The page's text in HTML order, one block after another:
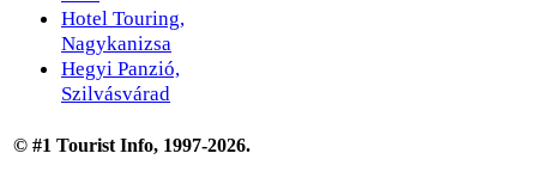
Hotel Touring,
Nagykanizsa
Hegyi Panzió,
Szilvásvárad
© #1 Tourist Info, 1997-2026.